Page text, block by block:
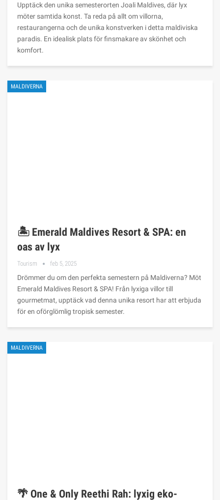
Upptäck den unika semesterorten Joali Maldives, där lyx
möter samtida konst. Ta reda på allt om villorna,
restaurangerna och de unika konstverken i detta maldiviska
paradis. En idealisk plats för finsmakare av skönhet och
komfort.
MALDIVERNA
🏝️ Emerald Maldives Resort & SPA: en
oas av lyx
Tourism feb 5, 2025
Drömmer du om den perfekta semestern på Maldiverna? Möt
Emerald Maldives Resort & SPA! Från lyxiga villor till
gourmetmat, upptäck vad denna unika resort har att erbjuda
för en oförglömlig tropisk semester.
MALDIVERNA
🌴 One & Only Reethi Rah: lyxig eko-